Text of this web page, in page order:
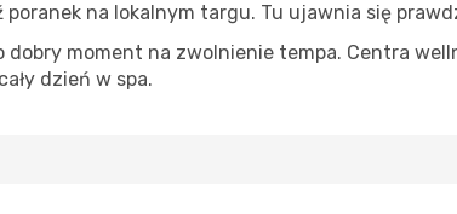
na lokalnym targu. Tu ujawnia się
dobry moment na zwolnienie tempa. Centra
dzień w spa.